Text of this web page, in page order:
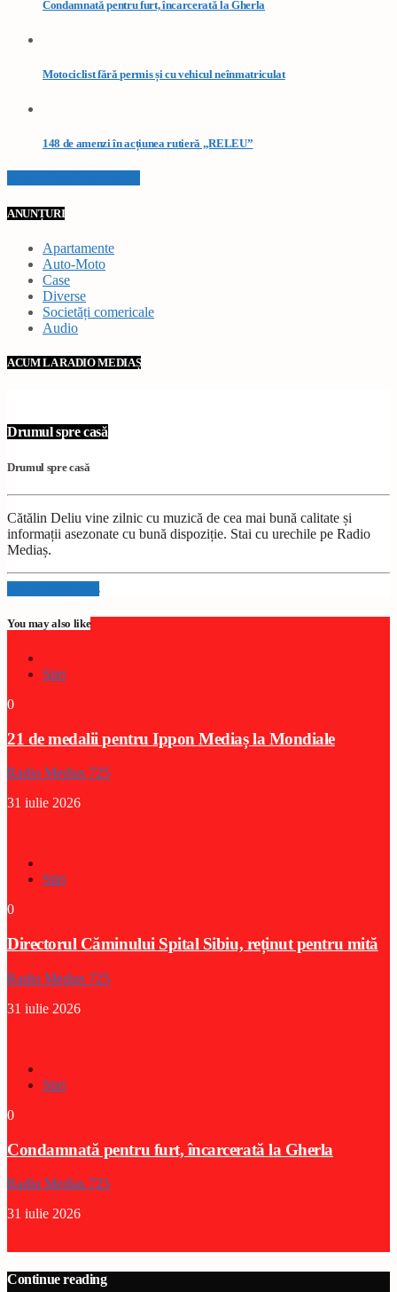
Condamnată pentru furt, încarcerată la Gherla
Motociclist fără permis și cu vehicul neînmatriculat
148 de amenzi în acțiunea rutieră „RELEU”
ANUNȚURI
Apartamente
Auto-Moto
Case
Diverse
Societăți comericale
Audio
ACUM LA RADIO MEDIAȘ
Drumul spre casă
Drumul spre casă
Cătălin Deliu vine zilnic cu muzică de cea mai bună calitate și
informații asezonate cu bună dispoziție. Stai cu urechile pe Radio
Mediaș.
Info and episodes
You may also like
Stiri
0
21 de medalii pentru Ippon Mediaș la Mondiale
Radio Medias 725
31 iulie 2026
Stiri
0
Directorul Căminului Spital Sibiu, reținut pentru mită
Radio Medias 725
31 iulie 2026
Stiri
0
Condamnată pentru furt, încarcerată la Gherla
Radio Medias 725
31 iulie 2026
Continue reading